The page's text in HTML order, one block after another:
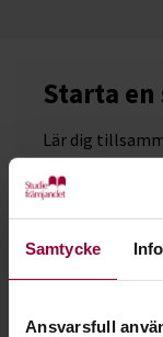
Samtycke
Ansvarsfull
Starta
Lär dig